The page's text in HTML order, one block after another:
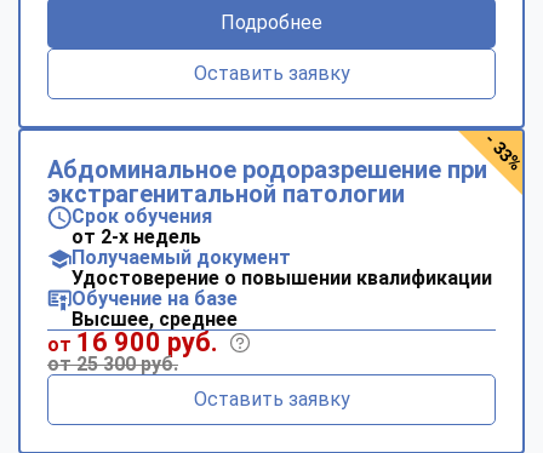
Подробнее
Оставить заявку
Абдоминальное родоразрешение при
экстрагенитальной патологии
Срок обучения
от 2-х недель
Получаемый документ
Удостоверение о повышении квалификации
Обучение на базе
Высшее, среднее
от 16 900 руб.
от 25 300 руб.
Оставить заявку
- 33%